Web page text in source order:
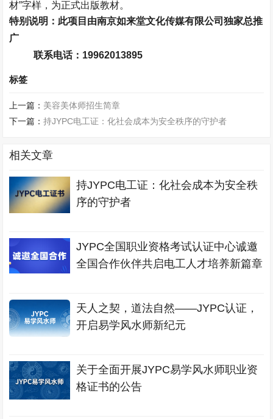
材”字样，为正式出版教材。
特别说明：此项目由南京如来堂文化传媒有限公司独家总推
广
联系电话： 19962013895
标签
上一篇： 美容美体师招生简章
下一篇：持JYPC电工证：化社会成本为安全秩序的守护者
相关文章
持JYPC电工证：化社会成本为安全秩
序的守护者
JYPC全国职业资格考试认证中心诚邀
全国合作伙伴共启电工人才培养新篇章
天人之契，道法自然——JYPC认证，
开启易学风水师新纪元
关于全面开展JYPC易学风水师职业资
格证书的公告